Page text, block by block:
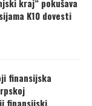
kraj“ pokušava
K10 dovesti
finansijska